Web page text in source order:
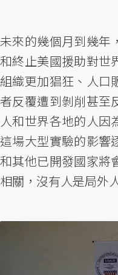
未來的幾個月到幾年
和終止美國援助對世
組織更加猖狂、人口
者反覆遭到剝削甚至
人和世界各地的人因
這場大型實驗的影響
和其他已開發國家將
相關，沒有人是局外